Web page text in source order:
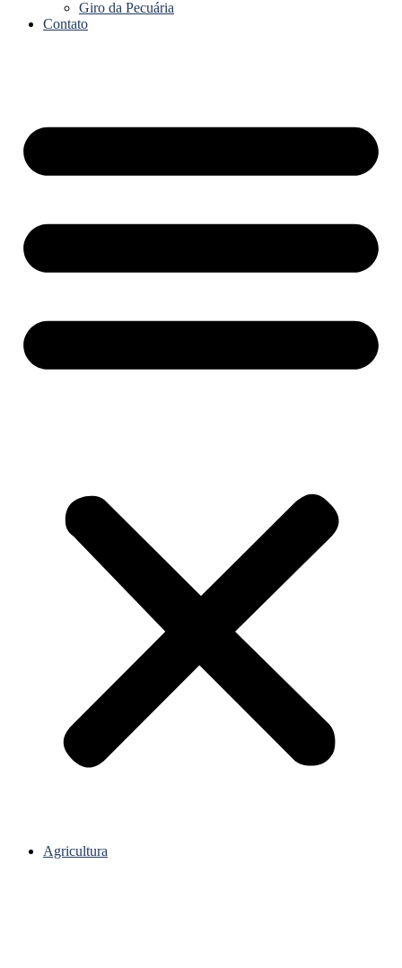
Giro da Pecuária
Contato
Agricultura